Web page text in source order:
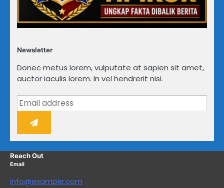
Newsletter
Donec metus lorem, vulputate at sapien sit amet,
auctor iaculis lorem. In vel hendrerit nisi.
Reach Out
Email
info@example.com